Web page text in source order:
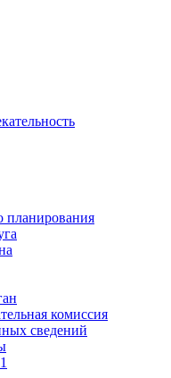
планирования
комиссия
сведений